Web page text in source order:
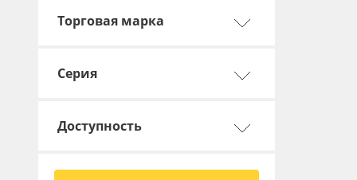
Баннер
Торговая марка
Серия
Доступность